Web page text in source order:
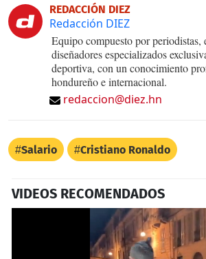
REDACCIÓN DIEZ
Redacción DIEZ
Equipo compuesto por periodistas,
diseñadores especializados
deportiva, con un conocimiento
hondureño e internacional.
redaccion@diez.hn
Salario Cristiano Ronaldo
VIDEOS RECOMENDADOS